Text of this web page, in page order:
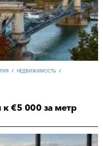
/ НЕДВИЖИМОСТЬ /
€5 000 за метр